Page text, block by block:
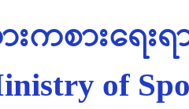
းကစားရေးရ
of